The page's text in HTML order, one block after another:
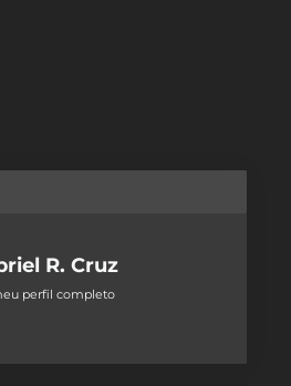
R. Cruz
perfil completo